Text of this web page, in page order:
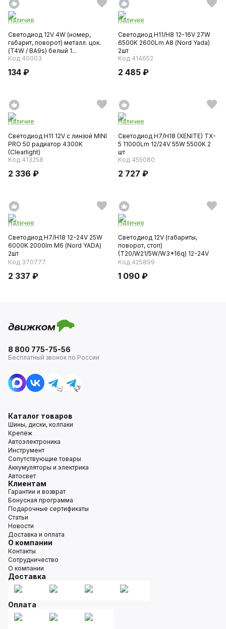
Наличие
Светодиод 12V 4W (номер,
габарит, поворот) металл. цок.
(T4W / BA9s) белый 1...
Код 40003
134 ₽
Наличие
Светодиод H11/Н8 12-16V 27W
6500K 2600Lm А8 (Nord Yada)
2шт
Код 414652
2 485 ₽
Наличие
Светодиод H11 12V с линзой MINI
PRO 50 радиатор 4300K
(Clearlight)
Код 413258
2 336 ₽
Наличие
Светодиод H7/H18 (XENITE) TX-
5 11000Lm 12/24V 55W 5500K 2
шт
Код 455080
2 727 ₽
Наличие
Светодиод H7/H18 12-24V 25W
6000K 2000lm М6 (Nord YADA)
2шт
Код 370777
2 337 ₽
Наличие
Светодиод 12V (габариты,
поворот, стоп)
(T20/W21/5W/W3*16q) 12-24V
(Goodyear)...
Код 425899
1 090 ₽
8 800 775-75-56
Бесплатный звонок по России
Каталог товаров
Шины, диски, колпаки
Крепёж
Автоэлектроника
Инструмент
Сопутствующие товары
Аккумуляторы и электрика
Автосвет
Клиентам
Гарантии и возврат
Бонусная программа
Подарочные сертификаты
Статьи
Новости
Доставка и оплата
О компании
Контакты
Сотрудничество
О компании
Доставка
Оплата